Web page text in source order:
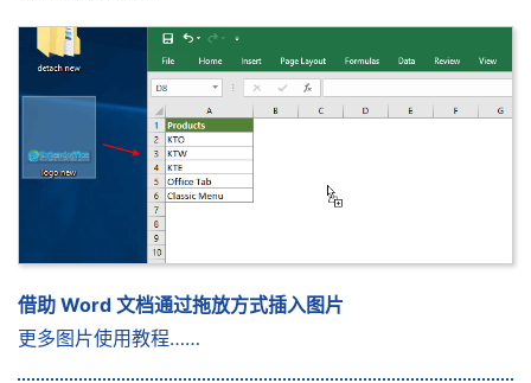
借助 Word 文档通过拖放方式插入图片
更多图片使用教程……